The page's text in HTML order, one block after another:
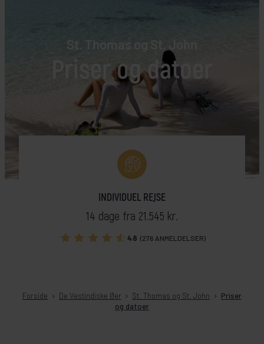
St. Thomas og St. John
Priser og datoer
INDIVIDUEL REJSE
14 dage fra 21.545 kr.
4.6 (276 ANMELDELSER)
Forside De Vestindiske Øer St. Thomas og St. John
Priser
og datoer